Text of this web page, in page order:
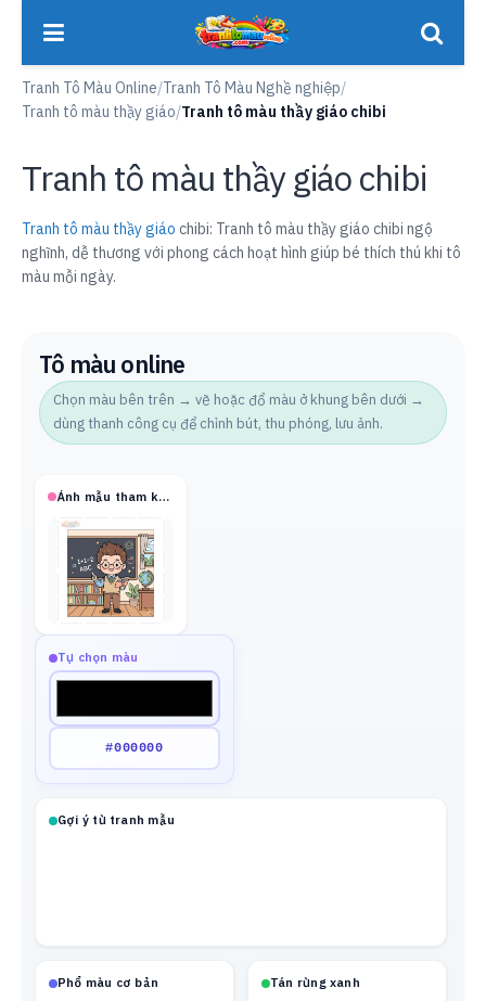
Tranh Tô Màu Online/Tranh Tô Màu Nghề nghiệp/
Tranh tô màu thầy giáo/Tranh tô màu thầy giáo chibi
Tranh tô màu thầy giáo chibi
Tranh tô màu thầy giáo chibi: Tranh tô màu thầy giáo chibi ngộ
nghĩnh, dễ thương với phong cách hoạt hình giúp bé thích thú khi tô
màu mỗi ngày.
Tô màu online
Chọn màu bên trên → vẽ hoặc đổ màu ở khung bên dưới →
dùng thanh công cụ để chỉnh bút, thu phóng, lưu ảnh.
Ảnh mẫu tham khảo
Tự chọn màu
Gợi ý từ tranh mẫu
Phổ màu cơ bản Tán rừng xanh